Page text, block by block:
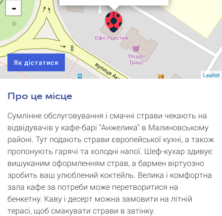
-
Leaflet
Як дістатися
Про це місце
Сумлінне обслуговування і смачні страви чекають на
відвідувачів у кафе-барі "Анжелика" в Малиновському
районі. Тут подають страви європейської кухні, а також
пропонують гарячі та холодні напої. Шеф-кухар здивує
вишуканим оформленням страв, а бармен віртуозно
зробить ваш улюблений коктейль. Велика і комфортна
зала кафе за потреби може перетворитися на
бенкетну. Каву і десерт можна замовити на літній
терасі, щоб смакувати страви в затінку.